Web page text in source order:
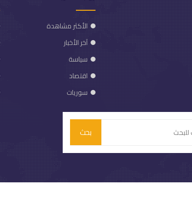
الأكثر مشاهدة
آخر الأخبار
سياسة
اقتصاد
سوريات
بحث